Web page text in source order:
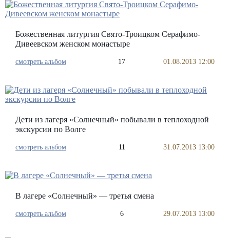
Божественная литургия Свято-Троицком Серафимо-
Дивеевском женском монастыре
смотреть альбом 17 01.08.2013 12:00
Дети из лагеря «Солнечный» побывали в теплоходной
экскурсии по Волге
смотреть альбом 11 31.07.2013 13:00
В лагере «Солнечный» — третья смена
смотреть альбом 6 29.07.2013 13:00